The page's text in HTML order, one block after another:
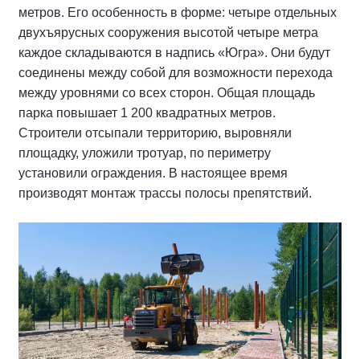
метров. Его особенность в форме: четыре отдельных
двухъярусных сооружения высотой четыре метра
каждое складываются в надпись «Югра». Они будут
соединены между собой для возможности перехода
между уровнями со всех сторон. Общая площадь
парка повышает 1 200 квадратных метров.
Строители отсыпали территорию, выровняли
площадку, уложили тротуар, по периметру
установили ограждения. В настоящее время
производят монтаж трассы полосы препятствий.